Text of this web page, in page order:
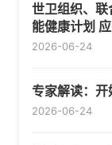
世卫组织、
能健康计划
2026-06-24
专家解读：
2026-06-24